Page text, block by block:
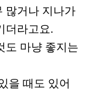
많거나 지나가
더라고요.
도 마냥 좋지는
을 때도 있어